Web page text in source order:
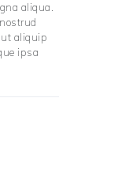
aliqua.
aliquip
ipsa